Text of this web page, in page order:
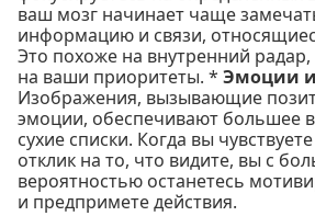
ваш мозг начинает чаще
информацию и связи,
Это похоже на внутренний
на ваши приоритеты. * Эмоции
Изображения, вызывающие
эмоции, обеспечивают большее
сухие списки. Когда вы
отклик на то, что видите, вы с
вероятностью останетесь
и предпримете действия.